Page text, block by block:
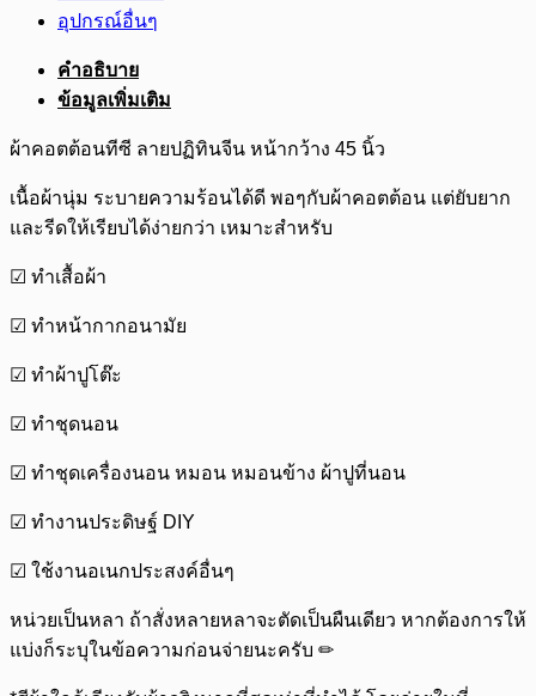
อุปกรณ์อื่นๆ
คำอธิบาย
ข้อมูลเพิ่มเติม
ผ้าคอตต้อนทีซี ลายปฏิทินจีน หน้ากว้าง 45 นิ้ว
เนื้อผ้านุ่ม ระบายความร้อนได้ดี พอๆกับผ้าคอตต้อน แต่ยับยาก
และรีดให้เรียบได้ง่ายกว่า เหมาะสำหรับ
☑ ทำเสื้อผ้า
☑ ทำหน้ากากอนามัย
☑ ทำผ้าปูโต๊ะ
☑ ทำชุดนอน
☑ ทำชุดเครื่องนอน หมอน หมอนข้าง ผ้าปูที่นอน
☑ ทำงานประดิษฐ์ DIY
☑ ใช้งานอเนกประสงค์อื่นๆ
หน่วยเป็นหลา ถ้าสั่งหลายหลาจะตัดเป็นผืนเดียว หากต้องการให้
แบ่งก็ระบุในข้อความก่อนจ่ายนะครับ ✏